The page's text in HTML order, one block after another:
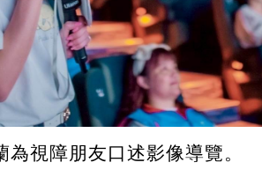
為視障朋友口述影像導覽。